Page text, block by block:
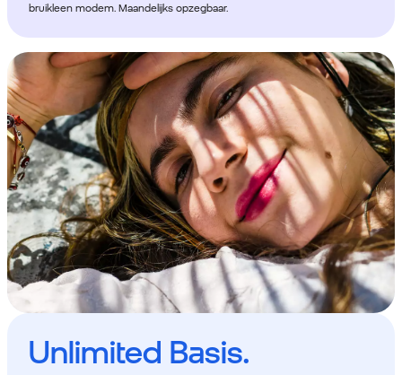
bruikleen modem. Maandelijks opzegbaar.
Unlimited Basis.